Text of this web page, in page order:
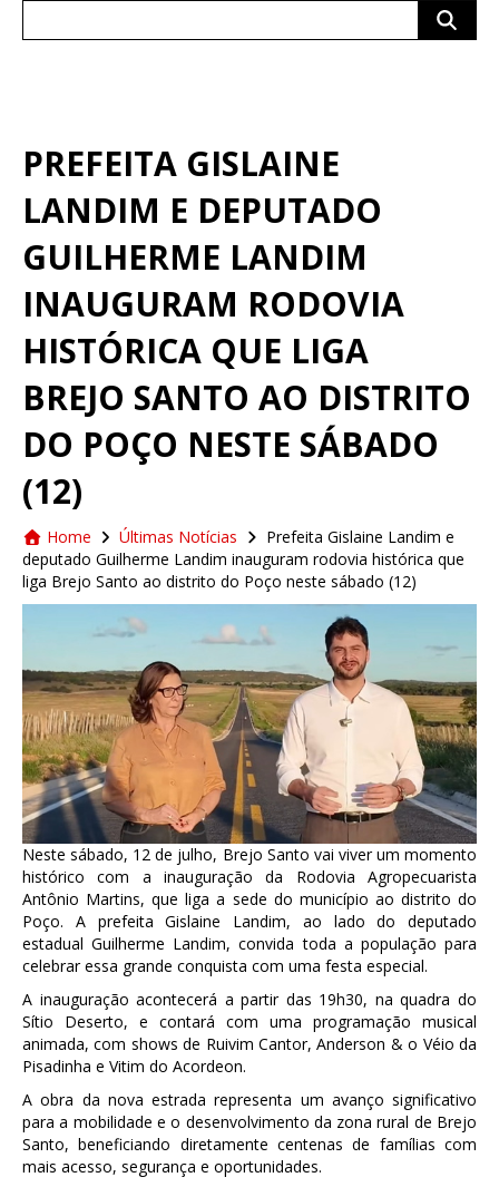
PREFEITA GISLAINE
LANDIM E DEPUTADO
GUILHERME LANDIM
INAUGURAM RODOVIA
HISTÓRICA QUE LIGA
BREJO SANTO AO DISTRITO
DO POÇO NESTE SÁBADO
(12)
Home Últimas Notícias
Prefeita Gislaine Landim e
deputado Guilherme Landim inauguram rodovia histórica que
liga Brejo Santo ao distrito do Poço neste sábado (12)
Neste sábado, 12 de julho, Brejo Santo vai viver um momento
histórico com a inauguração da Rodovia Agropecuarista
Antônio Martins, que liga a sede do município ao distrito do
Poço. A prefeita Gislaine Landim, ao lado do deputado
estadual Guilherme Landim, convida toda a população para
celebrar essa grande conquista com uma festa especial.
A inauguração acontecerá a partir das 19h30, na quadra do
Sítio Deserto, e contará com uma programação musical
animada, com shows de Ruivim Cantor, Anderson & o Véio da
Pisadinha e Vitim do Acordeon.
A obra da nova estrada representa um avanço significativo
para a mobilidade e o desenvolvimento da zona rural de Brejo
Santo, beneficiando diretamente centenas de famílias com
mais acesso, segurança e oportunidades.